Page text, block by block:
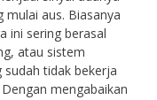
mulai aus. Biasanya
ini sering berasal
atau sistem
sudah tidak bekerja
mengabaikan